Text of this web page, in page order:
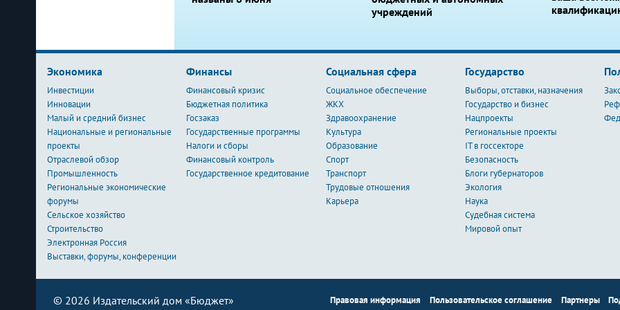
учреждений
Экономика
Инвестиции
Инновации
Малый и средний бизнес
Национальные и региональные
проекты
Отраслевой обзор
Промышленность
Региональные экономические
форумы
Сельское хозяйство
Строительство
Электронная Россия
Выставки, форумы, конференции
Финансы
Финансовый кризис
Бюджетная политика
Госзаказ
Государственные программы
Налоги и сборы
Финансовый контроль
Государственное кредитование
Социальная сфера
Социальное обеспечение
ЖКХ
Здравоохранение
Культура
Образование
Спорт
Транспорт
Трудовые отношения
Карьера
Государство
Выборы, отставки, назначения
Государство и бизнес
Нацпроекты
Региональные проекты
IT в госсекторе
Безопасность
Блоги губернаторов
Экология
Наука
Судебная система
Мировой опыт
© 2026 Издательский дом «Бюджет» Правовая информация Пользовательское соглашение Партнеры